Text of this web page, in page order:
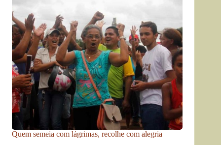
Quem semeia com lágrimas, recolhe com alegria